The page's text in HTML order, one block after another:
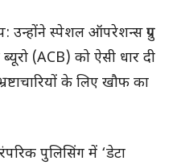
उन्होंने स्पेशल ऑपरेशन्स ग्रुप
(ACB) को ऐसी धार दी
के लिए खौफ का
पुलिसिंग में ‘डेटा